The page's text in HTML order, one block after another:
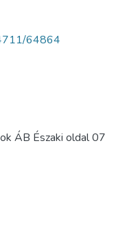
64864
ÁB Északi oldal 07